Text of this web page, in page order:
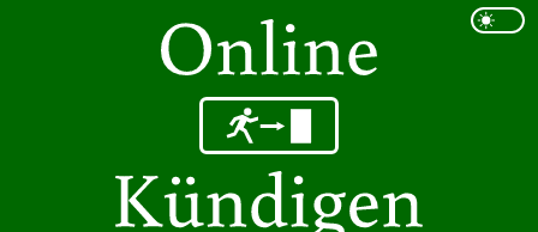
Sprung zum Inhalt